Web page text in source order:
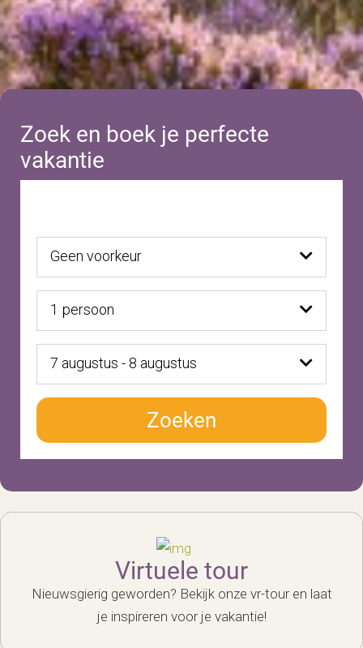
Zoek en boek je perfecte
vakantie
Geen voorkeur
1 persoon
7 augustus - 8 augustus
Zoeken
Virtuele tour
Nieuwsgierig geworden? Bekijk onze vr-tour en laat
je inspireren voor je vakantie!